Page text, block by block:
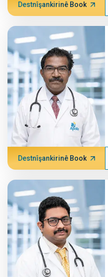
Destnîşankirinê Book
Destnîşankirinê Book